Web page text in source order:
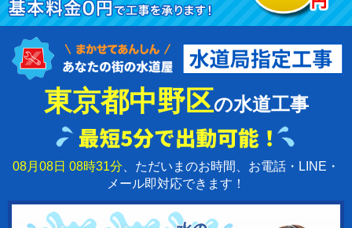
東京都中野区の水道工事
08月08日 08時31分 、ただいまのお時間、お電話・LINE・
メール即対応できます！